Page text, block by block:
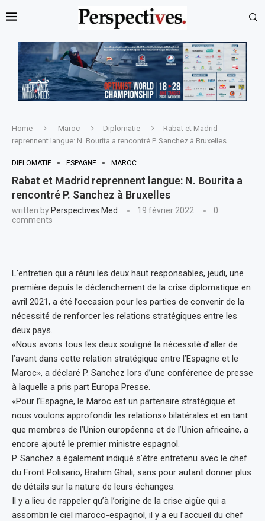
Home Maroc Diplomatie
Rabat et Madrid
reprennent langue: N. Bourita a rencontré P. Sanchez à Bruxelles
DIPLOMATIE ESPAGNE MAROC
Rabat et Madrid reprennent langue: N. Bourita a
rencontré P. Sanchez à Bruxelles
written by Perspectives Med 19 février 2022
0
comments
L’entretien qui a réuni les deux haut responsables, jeudi, une
première depuis le déclenchement de la crise diplomatique en
avril 2021, a été l’occasion pour les parties de convenir de la
nécessité de renforcer les relations stratégiques entre les
deux pays.
«Nous avons tous les deux souligné la nécessité d’aller de
l’avant dans cette relation stratégique entre l’Espagne et le
Maroc», a déclaré P. Sanchez lors d’une conférence de presse
à laquelle a pris part Europa Presse.
«Pour l’Espagne, le Maroc est un partenaire stratégique et
nous voulons approfondir les relations» bilatérales et en tant
que membres de l’Union européenne et de l’Union africaine, a
encore ajouté le premier ministre espagnol.
P. Sanchez a également indiqué s’être entretenu avec le chef
du Front Polisario, Brahim Ghali, sans pour autant donner plus
de détails sur la nature de leurs échanges.
Il y a lieu de rappeler qu’à l’origine de la crise aigüe qui a
assombri le ciel maroco-espagnol, il y a eu l’accueil du chef